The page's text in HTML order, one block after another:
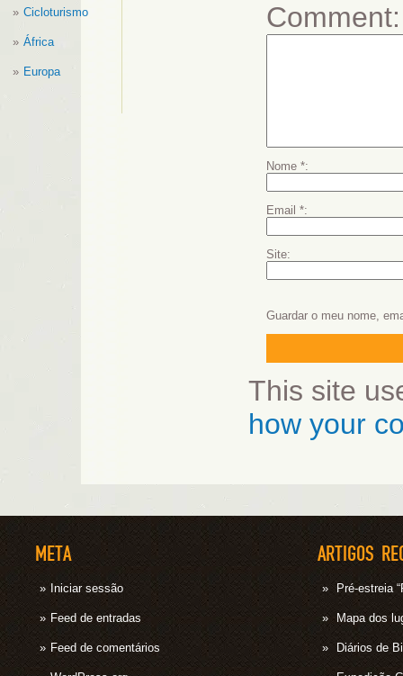
Cicloturismo
África
Europa
Comment
Nome *
Email *
Site
Guardar o meu nome,
This site
how your
META
Iniciar sessão
Feed de entradas
Feed de comentários
ARTIGOS
Pré-estreia
Mapa dos
Diários de